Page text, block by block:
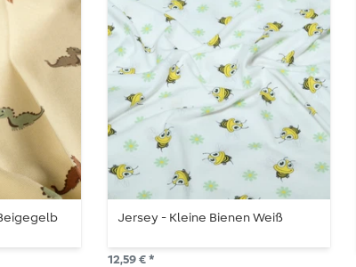
Jersey - Kleine Bienen Weiß
12,59 € *